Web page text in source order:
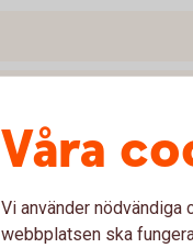
Våra
Vi använder
webbplatsen ska